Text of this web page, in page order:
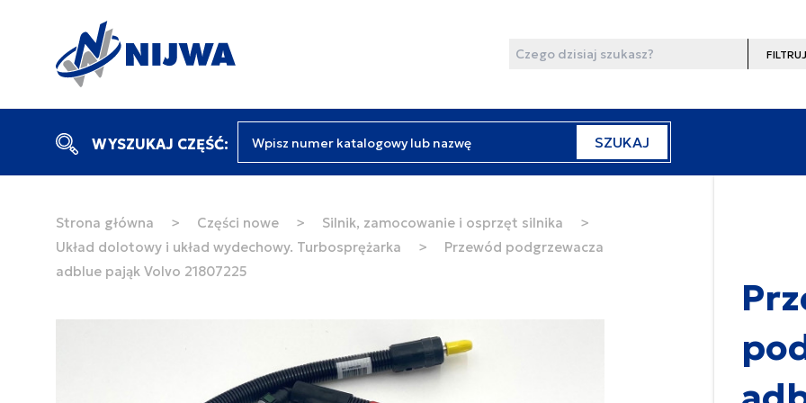
Wyszukaj
Filtruj
WYSZUKAJ CZĘŚĆ: SZUKAJ
Strona główna > Części nowe > Silnik, zamocowanie i osprzęt silnika
>
Układ dolotowy i układ wydechowy. Turbosprężarka
>
Przewód podgrzewacza
adblue pająk Volvo 21807225